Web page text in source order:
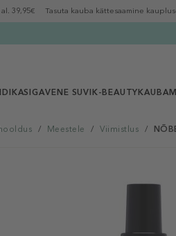
39,95€ Tasuta kauba kättesaamine
IGAVENE SUVI K-BEAUTY
/ Meestele / Viimistlus /